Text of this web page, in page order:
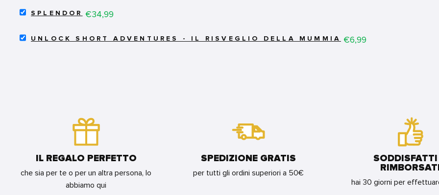
GAMBIT
REGINA
SELECT
BUNDLE
SPLENDOR Price
€34,99
SELECT
UNLOCK SHORT ADVENTURES - IL RISVEGLIO DELLA MUMMIA Price
€6,99
IL REGALO PERFETTO
che sia per te o per un altra persona, lo
abbiamo qui
SPEDIZIONE GRATIS
per tutti gli ordini superiori a 50€
SODDISFATTI
RIMBORSATI
hai 30 giorni per